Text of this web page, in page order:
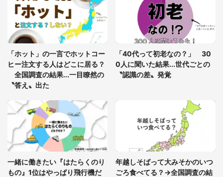
人驚がく 何が存在しないか、あなたはわかる？
「修学旅行に途中参加する娘を送って行ったら、真
っ暗な道で遭難状態。なんとか見つけた民家に助け
を求めると、住人の男性が...」
「ホット」の一言でホットコー
ヒー注文する人はどこに居る？
全国調査の結果...一目瞭然の
〝答え〟出た
「40代って初老なの？」 30
0人に聞いた結果...世代ごとの
〝認識の差〟発覚
一緒に働きたい『はたらくのり
もの』1位はやっぱり飛行機だ
年越しそばって大みそかのいつ
ごろ食べてる？→全国調査の結